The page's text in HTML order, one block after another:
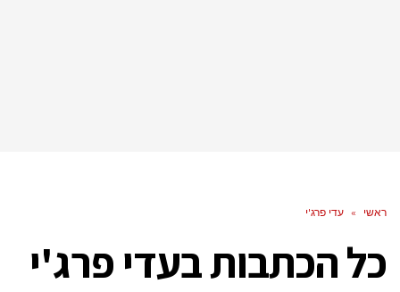
ראשי » עדי פרג'י
כל הכתבות בעדי פרג'י